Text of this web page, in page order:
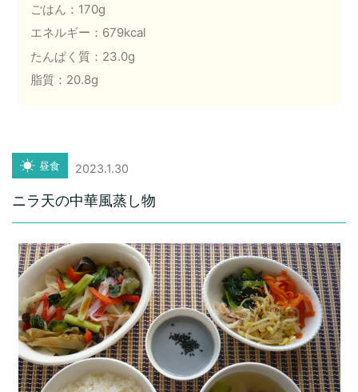
ごはん：170g
エネルギー：679kcal
たんぱく質：23.0g
脂質：20.8g
昼食 2023.1.30
ニラ天の中華風蒸し物